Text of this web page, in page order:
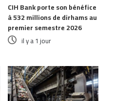
CIH Bank porte son bénéfice
à 532 millions de dirhams au
premier semestre 2026
il y a 1 jour